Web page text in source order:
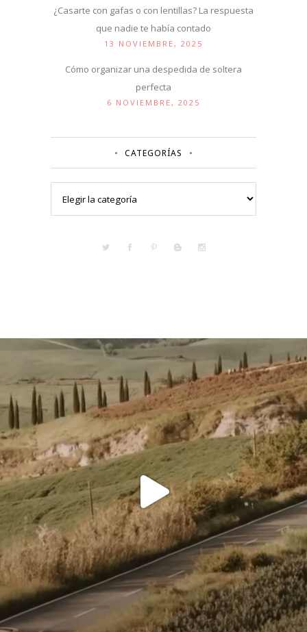
¿Casarte con gafas o con lentillas? La respuesta
que nadie te había contado
13 NOVIEMBRE, 2025
Cómo organizar una despedida de soltera
perfecta
6 NOVIEMBRE, 2025
CATEGORÍAS